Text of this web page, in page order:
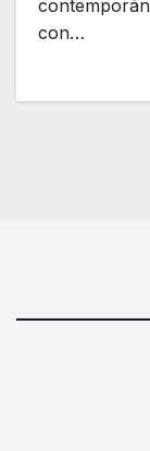
con…